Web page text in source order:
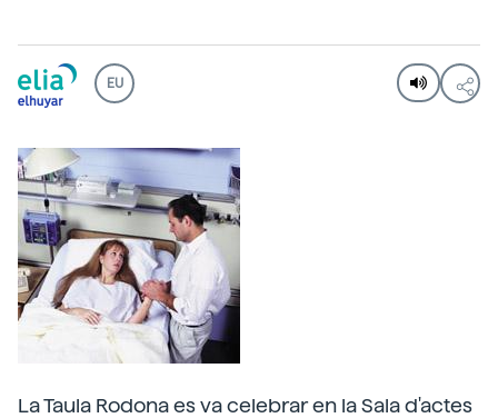
EU
La Taula Rodona es va celebrar en la Sala d'actes